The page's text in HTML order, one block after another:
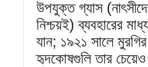
উপযুক্ত গ্যাস
নিশ্চয়ই) ব্যবহারের
যান; ১৯২১ সালে
হৃদকোষগুলি তার